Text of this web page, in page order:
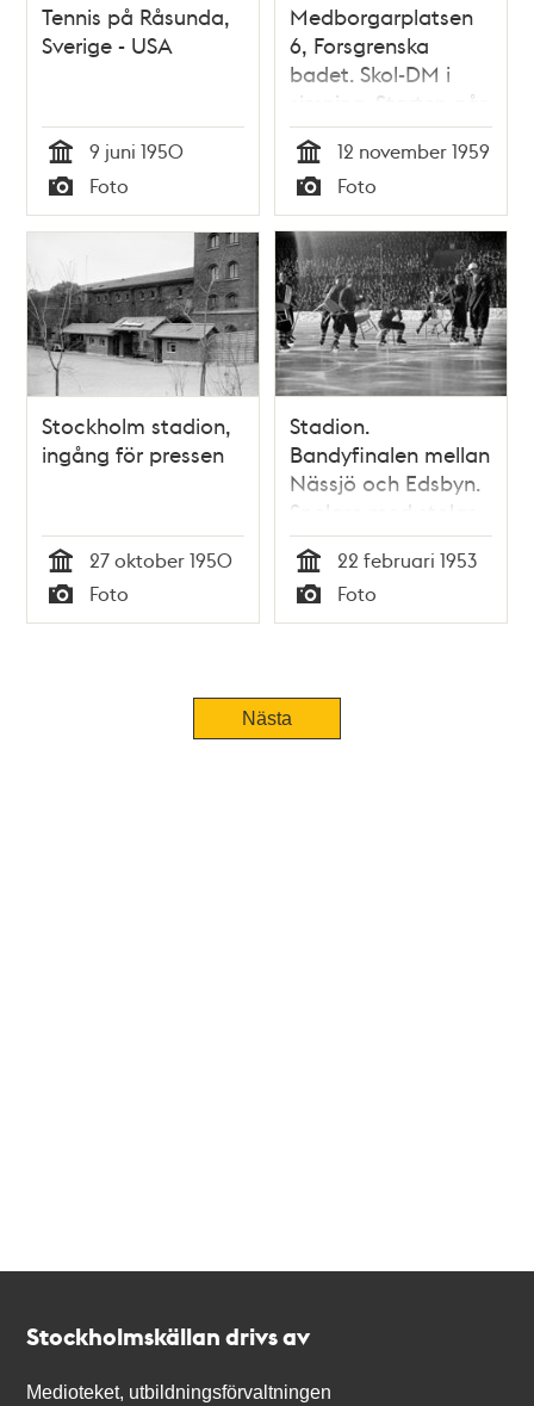
Tennis på Råsunda,
Sverige - USA
Tid
9 juni 1950
Typ
Foto
Medborgarplatsen
6, Forsgrenska
badet. Skol-DM i
simning. Starten går
i 4:e försöksheatet i
C-pojkarnas frisim.
Närmst i bild två
pojkar från Norra
Latins skola,
Fjäärstad och Bohlin
Tid
12 november 1959
Typ
Foto
Stockholm stadion,
ingång för pressen
Tid
27 oktober 1950
Typ
Foto
Stadion.
Bandyfinalen mellan
Nässjö och Edsbyn.
Spelare med stolar
på isen
Tid
22 februari 1953
Typ
Foto
TidigareNästa
Stockholmskällan drivs av
Medioteket, utbildningsförvaltningen